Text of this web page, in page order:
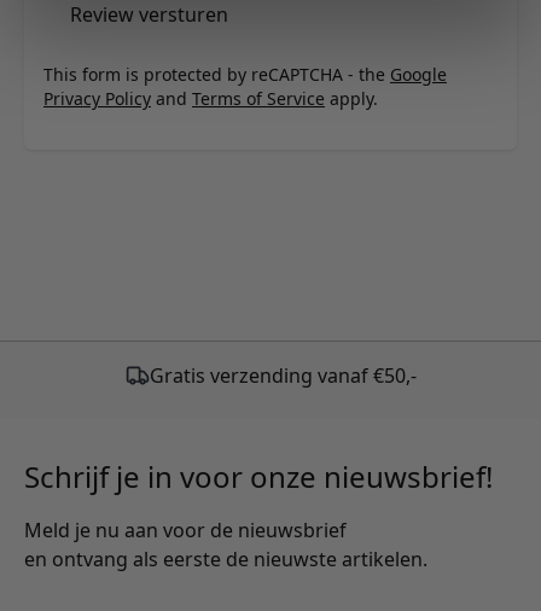
Review versturen
This form is protected by reCAPTCHA - the Google
Privacy Policy and Terms of Service apply.
Gratis verzending vanaf €50,-
Schrijf je in voor onze nieuwsbrief!
Meld je nu aan voor de nieuwsbrief
en ontvang als eerste de nieuwste artikelen.